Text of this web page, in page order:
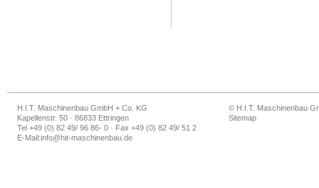
H.I.T. Maschinenbau GmbH + Co. KG
Kapellenstr. 50 · 86833 Ettringen
Tel +49 (0) 82 49/ 96 86- 0 · Fax +49 (0) 82 49/ 51 2
E-Mail:info@hit-maschinenbau.de
© H.I.T. Maschinenbau
Sitemap